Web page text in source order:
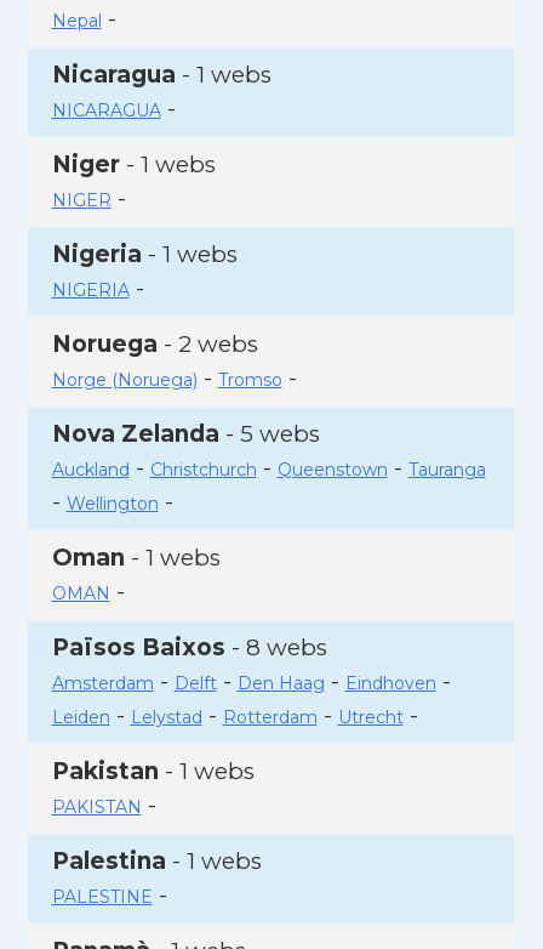
Nepal -
Nicaragua - 1 webs
NICARAGUA-
Niger- 1 webs
NIGER -
Nigeria - 1 webs
NIGERIA-
Noruega - 2 webs
Norge (Noruega) - Tromso -
Nova Zelanda - 5 webs
Auckland - Christchurch - Queenstown - Tauranga
- Wellington -
Oman - 1 webs
OMAN -
Països Baixos - 8 webs
Amsterdam - Delft- Den Haag - Eindhoven -
Leiden - Lelystad - Rotterdam - Utrecht-
Pakistan - 1 webs
PAKISTAN -
Palestina - 1 webs
PALESTINE -